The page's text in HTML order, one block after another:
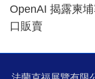
OpenAI 揭露柬
口販賣